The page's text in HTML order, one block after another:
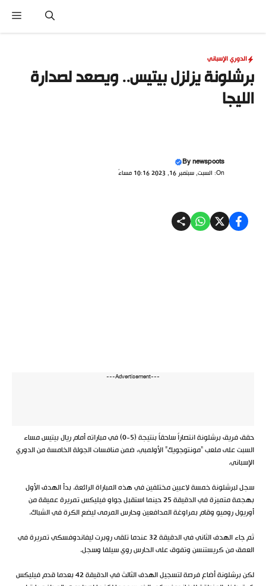
المحتوى
الدوري الإسباني
برشلونة يزلزل بيتيس.. ويصعد لصدارة
الليجا
Bynewspoots
On: السبت, سبتمبر 16, 2023 10:16 مساءً
---Advertisement---
حقق فريق برشلونة انتصاراً ساحقاً بنتيجة (5-0) في مباراته أمام ريال بيتيس مساء
السبت على ملعب “مونتوجويك” الأولمبي، ضمن منافسات الجولة الخامسة من الدوري
الإسباني.
سجل لبرشلونة خمسة لاعبين مختلفين في هذه المباراة الرائعة. بدأ الهدف الأول
بهجمة متميزة في الدقيقة 25 حينما استقبل جواو فيليكس تمريرة عميقة من
أوريول روميو وقام بمراوغة المدافعين وحارس المرمى ليضع الكرة في الشباك.
ثم جاء الهدف الثاني في الدقيقة 32 عندما تلقى روبرت ليفاندوفسكي تمريرة في
العمق من كريستنسن وتفوق على الحارس روي سيلفا وسجل.
لكن برشلونة أضاع فرصة لتسجيل الهدف الثالث في الدقيقة 42 بعدما قدم فيليكس